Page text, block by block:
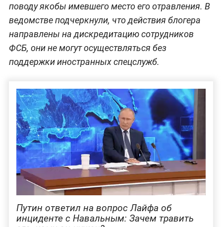
поводу якобы имевшего место его отравления. В
ведомстве подчеркнули, что действия блогера
направлены на дискредитацию сотрудников
ФСБ, они не могут осуществляться без
поддержки иностранных спецслужб.
Путин ответил на вопрос Лайфа об
инциденте с Навальным: Зачем травить